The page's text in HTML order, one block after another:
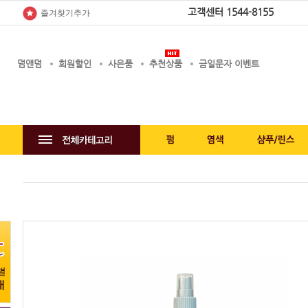
즐겨찾기추가 고객센터 1544-8155
덤앤덤 회원할인 사은품 추천상품 금일문자 이벤트